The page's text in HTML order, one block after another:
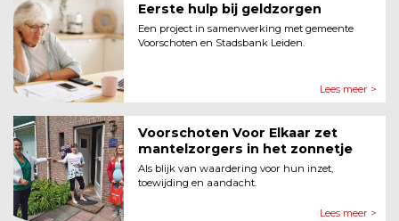
Eerste hulp bij geldzorgen
Een project in samenwerking met gemeente
Voorschoten en Stadsbank Leiden.
Lees meer >
Voorschoten Voor Elkaar zet
mantelzorgers in het zonnetje
Als blijk van waardering voor hun inzet,
toewijding en aandacht.
Lees meer >